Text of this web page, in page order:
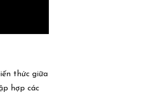
​​thức giữa
hợp các